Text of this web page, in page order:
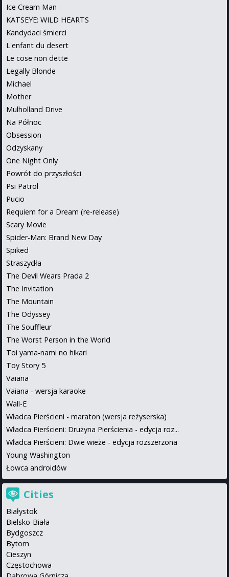
Ice Cream Man
KATSEYE: WILD HEARTS
Kandydaci śmierci
L'enfant du desert
Le cose non dette
Legally Blonde
Michael
Mother
Mulholland Drive
Na Północ
Obsession
Odzyskany
One Night Only
Powrót do przyszłości
Psi Patrol
Pucio
Requiem for a Dream (re-release)
Scary Movie
Spider-Man: Brand New Day
Spiked
Straszydła
The Devil Wears Prada 2
The Invitation
The Mountain
The Odyssey
The Souffleur
The Worst Person in the World
Toi yama-nami no hikari
Toy Story 5
Vaiana
Vaiana - wersja karaoke
Wall-E
Władca Pierścieni - maraton (wersja reżyserska)
Władca Pierścieni: Drużyna Pierścienia - edycja roz...
Władca Pierścieni: Dwie wieże - edycja rozszerzona
Young Washington
Łowca androidów
Cities
Białystok
Bielsko-Biała
Bydgoszcz
Bytom
Cieszyn
Częstochowa